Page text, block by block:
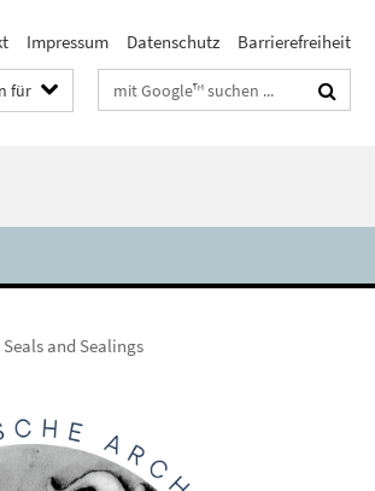
Impressum Datenschutz Barrierefreiheit
für Suchbegriffe
and Sealings